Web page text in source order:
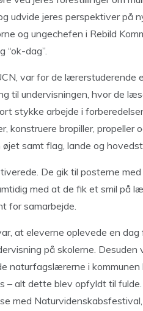
udvide jeres perspektiver på
og ungechefen i Rebild
“ok-dag”.
var for de lærerstuderende
til undervisningen, hvor de
stykke arbejde i
konstruere bropiller, propeller
øjet samt flag, lande og
De gik til posterne
med at de fik et smil på
for samarbejde.
at eleverne oplevede en
på skolerne.
naturfagslærerne i
– alt dette blev opfyldt til fulde.
med